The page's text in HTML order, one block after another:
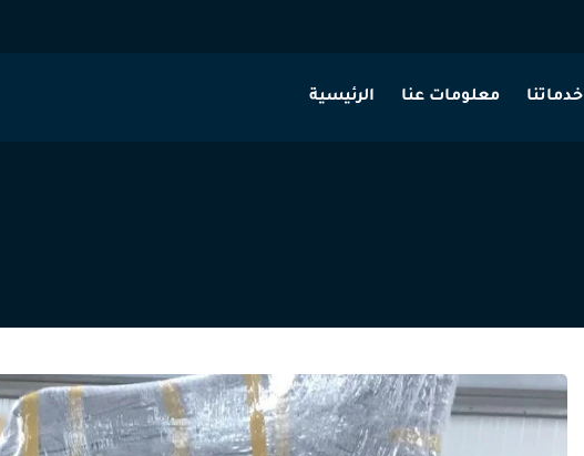
الرئيسية معلومات عنا خدماتنا